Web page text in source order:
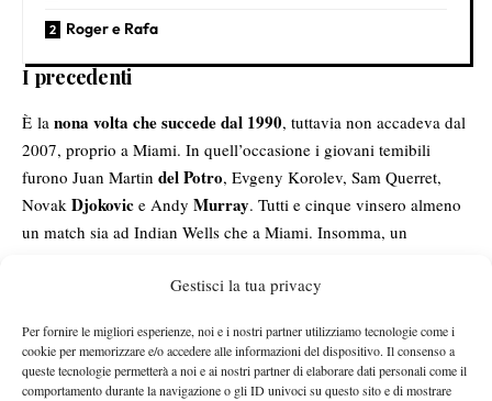
Gestisci la tua privacy
Per fornire le migliori esperienze, noi e i nostri partner utilizziamo tecnologie come i
cookie per memorizzare e/o accedere alle informazioni del dispositivo. Il consenso a
queste tecnologie permetterà a noi e ai nostri partner di elaborare dati personali come il
comportamento durante la navigazione o gli ID univoci su questo sito e di mostrare
Roger e Rafa
I precedenti
È la nona volta che succede dal 1990, tuttavia non accadeva dal
2007, proprio a Miami. In quell’occasione i giovani temibili
furono Juan Martin del Potro, Evgeny Korolev, Sam Querret,
Novak Djokovic e Andy Murray. Tutti e cinque vinsero almeno
un match sia ad Indian Wells che a Miami. Insomma, un
Ogni volta che si è verificata questa coincidenza delle cinque
protagonisti dei nomi che avrebbero poi fatto la storia del
tennis. Per esempio, aCincinnati 1990c’erano MichaelChang,